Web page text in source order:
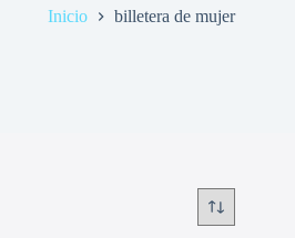
Inicio billetera de mujer